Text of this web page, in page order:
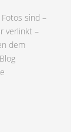
sind –
verlinkt –
dem